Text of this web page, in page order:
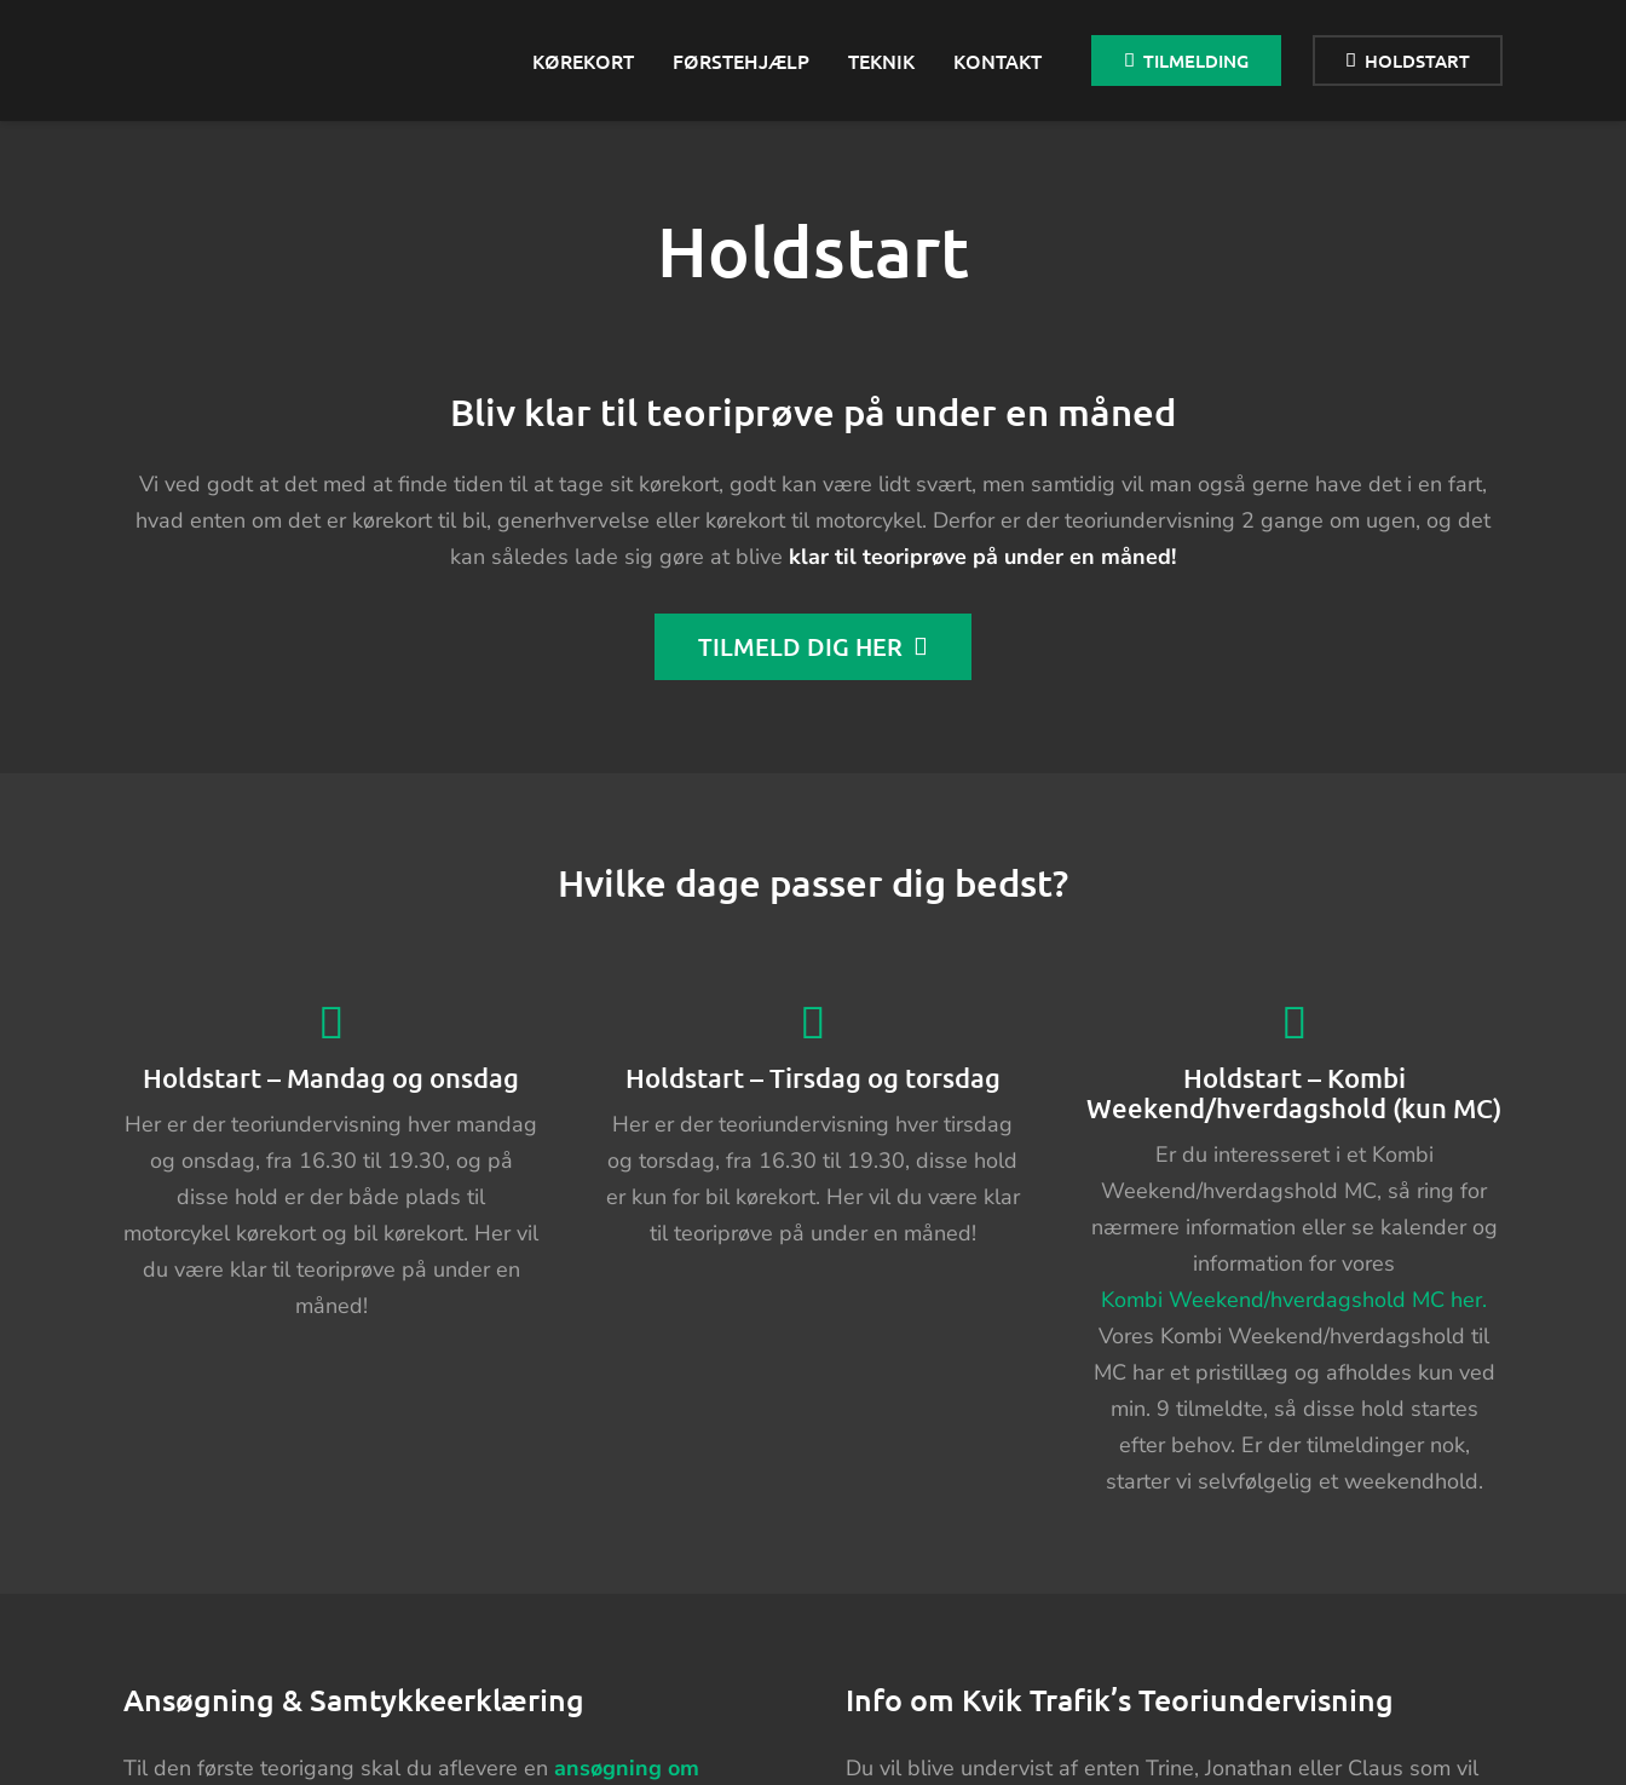
KØREKORT FØRSTEHJÆLP TEKNIK KONTAKT TILMELDING HOLDSTART
Holdstart
Bliv klar til teoriprøve på under en måned
Vi ved godt at det med at finde tiden til at tage sit kørekort, godt kan være lidt svært, men samtidig vil man også gerne have det i en fart,
hvad enten om det er kørekort til bil, generhvervelse eller kørekort til motorcykel. Derfor er der teoriundervisning 2 gange om ugen, og det
kan således lade sig gøre at blive klar til teoriprøve på under en måned!
TILMELD DIG HER
Hvilke dage passer dig bedst?
Holdstart – Mandag og onsdag
Her er der teoriundervisning hver mandag
og onsdag, fra 16.30 til 19.30, og på
disse hold er der både plads til
motorcykel kørekort og bil kørekort. Her vil
du være klar til teoriprøve på under en
måned!
Holdstart – Tirsdag og torsdag
Her er der teoriundervisning hver tirsdag
og torsdag, fra 16.30 til 19.30, disse hold
er kun for bil kørekort. Her vil du være klar
til teoriprøve på under en måned!
Holdstart – Kombi
Weekend/hverdagshold (kun MC)
Er du interesseret i et Kombi
Weekend/hverdagshold MC, så ring for
nærmere information eller se kalender og
information for vores
Kombi Weekend/hverdagshold MC her.
Vores Kombi Weekend/hverdagshold til
MC har et pristillæg og afholdes kun ved
min. 9 tilmeldte, så disse hold startes
efter behov. Er der tilmeldinger nok,
starter vi selvfølgelig et weekendhold.
Ansøgning & Samtykkeerklæring
Til den første teorigang skal du aflevere en ansøgning om
Info om Kvik Trafik’s Teoriundervisning
Du vil blive undervist af enten Trine, Jonathan eller Claus som vil